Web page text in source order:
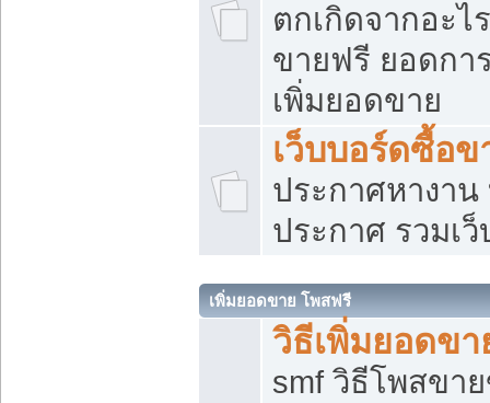
ตกเกิดจากอะไ
ขายฟรี ยอดกา
เพิ่มยอดขาย
เว็บบอร์ดซื้อข
ประกาศหางาน
ประกาศ รวมเ
เพิ่มยอดขาย โพสฟรี
วิธีเพิ่มยอดข
smf วิธีโพสขา